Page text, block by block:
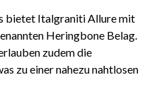
bietet Italgraniti Allure mit
Heringbone Belag.
zudem die
zu einer nahezu nahtlosen